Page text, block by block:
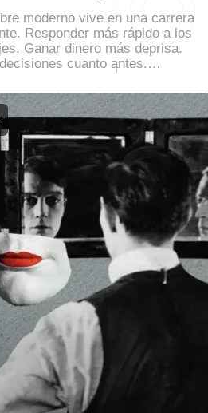
moderno vive en una carrera
Responder más rápido a los
Ganar dinero más deprisa.
cuanto antes.…